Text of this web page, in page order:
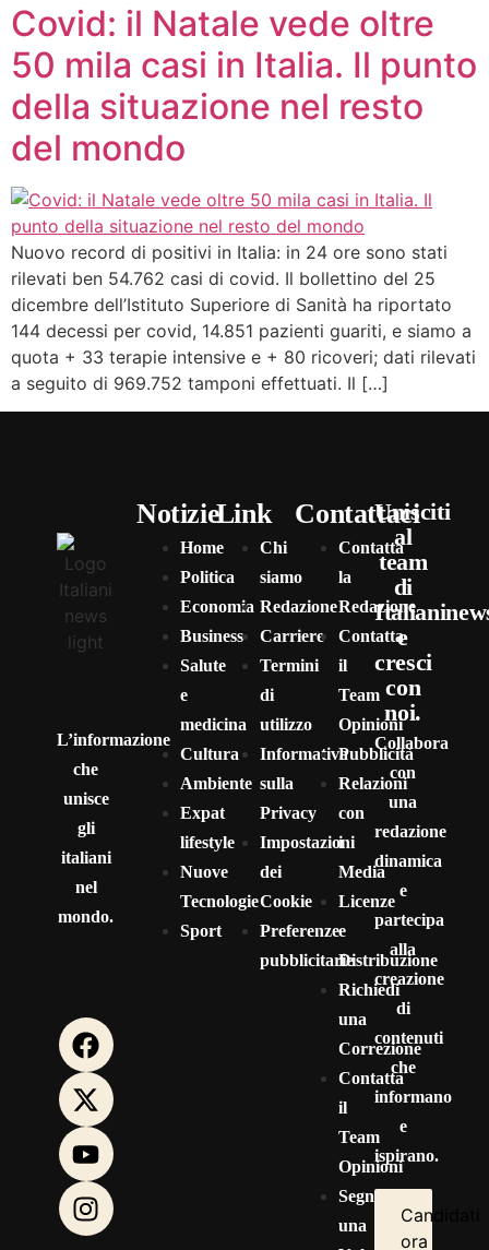
Covid: il Natale vede oltre
50 mila casi in Italia. Il punto
della situazione nel resto
del mondo
Nuovo record di positivi in Italia: in 24 ore sono stati
rilevati ben 54.762 casi di covid. Il bollettino del 25
dicembre dell’Istituto Superiore di Sanità ha riportato
144 decessi per covid, 14.851 pazienti guariti, e siamo a
quota + 33 terapie intensive e + 80 ricoveri; dati rilevati
a seguito di 969.752 tamponi effettuati. Il […]
L’informazione
che
unisce
gli
italiani
nel
mondo.
Notizie
Home
Politica
Economia
Business
Salute
e
medicina
Cultura
Ambiente
Expat
lifestyle
Nuove
Tecnologie
Sport
Link
Chi
siamo
Redazione
Carriere
Termini
di
utilizzo
Informativa
sulla
Privacy
Impostazioni
dei
Cookie
Preferenze
pubblicitarie
Contattaci
Contatta
la
Redazione
Contatta
il
Team
Opinioni
Pubblicità
Relazioni
con
i
Media
Licenze
e
Distribuzione
Richiedi
una
Correzione
Contatta
il
Team
Opinioni
Segnala
una
Unisciti
al
team
di
e
cresci
con
noi.
Collabora
con
una
redazione
dinamica
e
partecipa
alla
creazione
di
contenuti
che
informano
e
ispirano.
Candidati
ora